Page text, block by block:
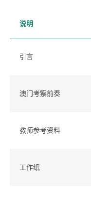
说明
引言
澳门考察前奏
教师参考资料
工作纸